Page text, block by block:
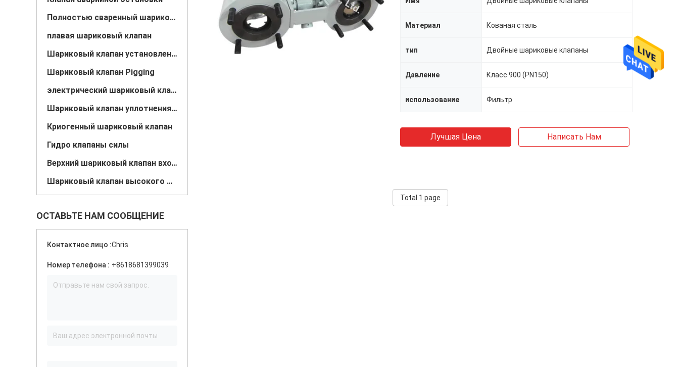
Полностью сваренный шариковый клапан
плавая шариковый клапан
Шариковый клапан установленный Trunnion
Шариковый клапан Pigging
электрический шариковый клапан
Шариковый клапан уплотнения металла
Криогенный шариковый клапан
Гидро клапаны силы
Верхний шариковый клапан входа
Шариковый клапан высокого давления высокотемпературный
ОСТАВЬТЕ НАМ СООБЩЕНИЕ
Контактное лицо :Chris
Номер телефона : +8618681399039
Материал Кованая сталь
тип Двойные шариковые клапаны
Давление Класс 900 (PN150)
использование Фильтр
Лучшая Цена Написать Нам
Total 1 page